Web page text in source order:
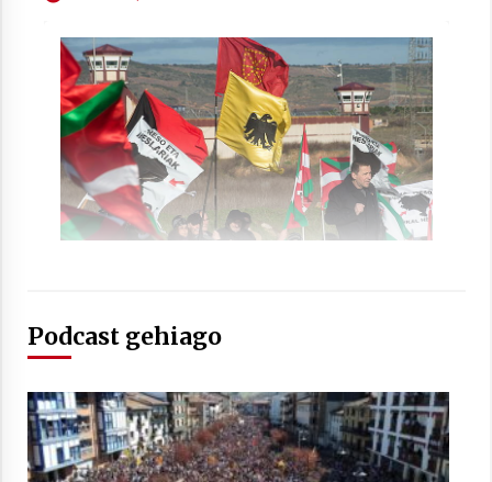
Arrosaren laburpen bideoa Hamaika
Telebistaren eskutik
2021/06/30
Podcast gehiago